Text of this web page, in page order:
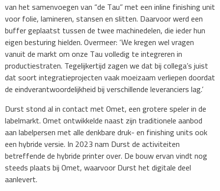
van het samenvoegen van “de Tau” met een inline finishing unit
voor folie, lamineren, stansen en slitten. Daarvoor werd een
buffer geplaatst tussen de twee machinedelen, die ieder hun
eigen besturing hielden. Overmeer: ‘We kregen wel vragen
vanuit de markt om onze Tau volledig te integreren in
productiestraten. Tegelijkertijd zagen we dat bij collega’s juist
dat soort integratieprojecten vaak moeizaam verliepen doordat
de eindverantwoordelijkheid bij verschillende leveranciers lag.’
Durst stond al in contact met Omet, een grotere speler in de
labelmarkt. Omet ontwikkelde naast zijn traditionele aanbod
aan labelpersen met alle denkbare druk- en finishing units ook
een hybride versie. In 2023 nam Durst de activiteiten
betreffende de hybride printer over. De bouw ervan vindt nog
steeds plaats bij Omet, waarvoor Durst het digitale deel
aanlevert.